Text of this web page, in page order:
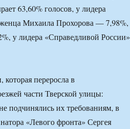
63,60% голосов, у лидера
Михаила Прохорова — 7,98%,
у лидера «Справедливой России»
переросла в
части Тверской улицы:
подчинялись их требованиям, в
«Левого фронта» Сергея